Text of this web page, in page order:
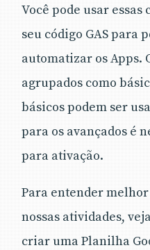
Você pode usar essas
seu código GAS para
automatizar os Apps.
agrupados como
básicos podem ser
para os avançados é
para ativação.
Para entender
nossas atividades,
criar uma Planilha